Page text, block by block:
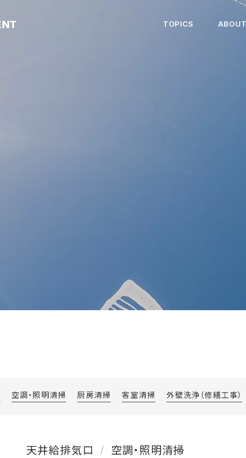
東京の清掃会社｜株式会社NBSマネジメント
TOPICS
空調・照明清掃 厨房清掃 客室清掃 外壁洗浄（修繕工事）
天井給排気口 / 空調・照明清掃